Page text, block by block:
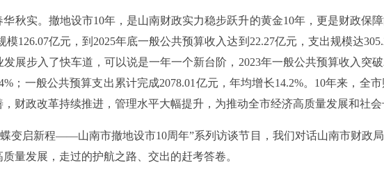
华秋实。撤地设市10年，是山南财政实力稳步跃升的黄金10年，更是财政保
模126.07亿元，到2025年底一般公共预算收入达到22.27亿元，支出规模达
展步入了快车道，可以说是一年一个新台阶，2023年一般公共预算收入突
；一般公共预算支出累计完成2078.01亿元，年均增长14.2%。10年来，全
财政改革持续推进，管理水平大幅提升，为推动全市经济高质量发展和社会
变启新程——山南市撤地设市10周年”系列访谈节目，我们对话山南市财政
量发展，走过的护航之路、交出的赶考答卷。